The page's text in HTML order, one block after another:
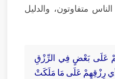
متفاوتون، والدليل
عَلَى بَعْضٍ فِي الرِّزْقِ
رِزْقِهِمْ عَلَى مَا مَلَكَتْ